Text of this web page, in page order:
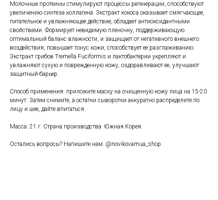
Молочные протеины стимулируют процессы регенерации, способствуют
увеличению синтеза коллагена. Экстракт кокоса оказывает смягчающее,
питательное и увлажняющее действие, обладает антиоксидантными
свойствами. Формирует невидимую пленочку, поддерживающую
оптимальный баланс влажности, и защищает от негативного внешнего
воздействия, повышает тонус кожи, способствует ее разглаживанию.
Экстракт грибов Tremella Fuciformis и лактобактерии укрепляют и
увлажняют сухую и поврежденную кожу, оздоравливают ее, улучшают
защитный барьер.
Способ применения: приложите маску на очищенную кожу лица на 15-20
минут. Затем снимите, а остатки сыворотки аккуратно распределите по
лицу и шее, дайте впитаться.
Масса: 21 г. Страна производства: Южная Корея.
Остались вопросы? Напишите нам: @novikovamua_shop